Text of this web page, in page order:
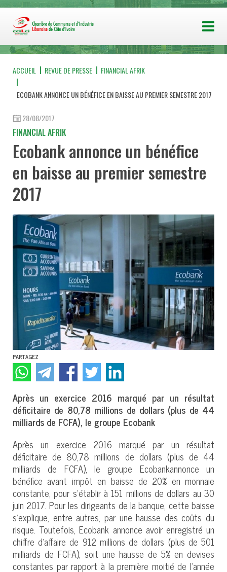
ACCUEIL REVUE DE PRESSE FINANCIAL AFRIK
ECOBANK ANNONCE UN BÉNÉFICE EN BAISSE AU PREMIER SEMESTRE 2017
28/08/2017
FINANCIAL AFRIK
Ecobank annonce un bénéfice
en baisse au premier semestre
2017
PARTAGEZ
Après un exercice 2016 marqué par un résultat
déficitaire de 80,78 millions de dollars (plus de 44
milliards de FCFA), le groupe Ecobank
Après un exercice 2016 marqué par un résultat
déficitaire de 80,78 millions de dollars (plus de 44
milliards de FCFA), le groupe Ecobankannonce un
bénéfice avant impôt en baisse de 20% en monnaie
constante, pour s’établir à 151 millions de dollars au 30
juin 2017. Pour les dirigeants de la banque, cette baisse
s’explique, entre autres, par une hausse des coûts du
risque. Toutefois, Ecobank annonce avoir enregistré un
chiffre d’affaire de 912 millions de dollars (plus de 501
milliards de FCFA), soit une hausse de 5% en devises
constantes par rapport à la première moitié de l’année